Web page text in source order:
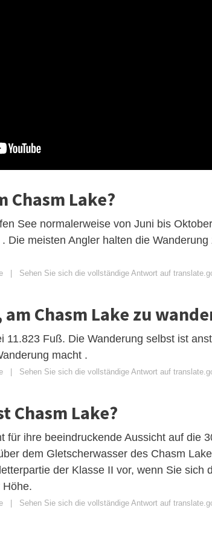
Chasm Lake?
See normalerweise von Juni bis
Die meisten Angler halten die Wanderung
| Sehen Sie sich die vollständige Antwort auf
Chasm Lake zu
11.823 Fuß. Die Wanderung selbst ist
macht .
| Sehen Sie sich die vollständige Antwort auf
Chasm Lake?
für ihre beeindruckende Aussicht auf die
dem Gletscherwasser des Chasm
der Klasse II vor, wenn Sie sich
| Sehen Sie sich die vollständige Antwort auf